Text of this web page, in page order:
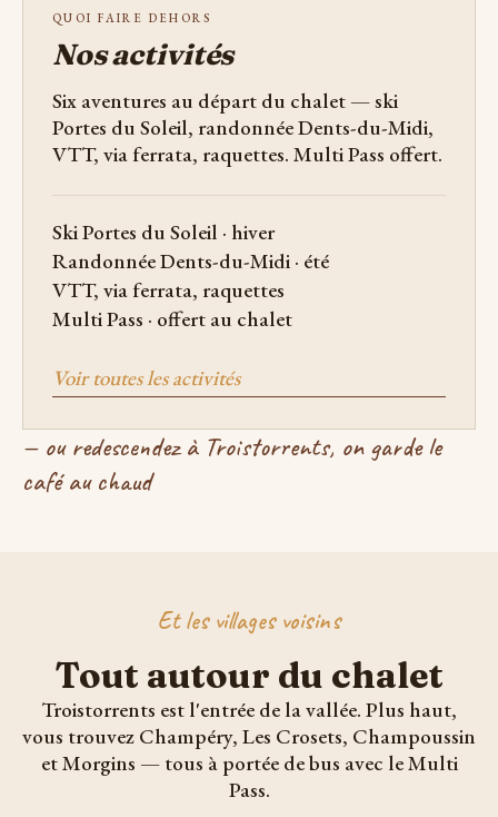
QUOI FAIRE DEHORS
Nos activités
Six aventures au départ du chalet — ski
Portes du Soleil, randonnée Dents-du-Midi,
VTT, via ferrata, raquettes. Multi Pass offert.
Ski Portes du Soleil · hiver
Randonnée Dents-du-Midi · été
VTT, via ferrata, raquettes
Multi Pass · offert au chalet
Voir toutes les activités
— ou redescendez à Troistorrents, on garde le
café au chaud
Et les villages voisins
Tout autour du chalet
Troistorrents est l'entrée de la vallée. Plus haut,
vous trouvez Champéry, Les Crosets, Champoussin
et Morgins — tous à portée de bus avec le Multi
Pass.